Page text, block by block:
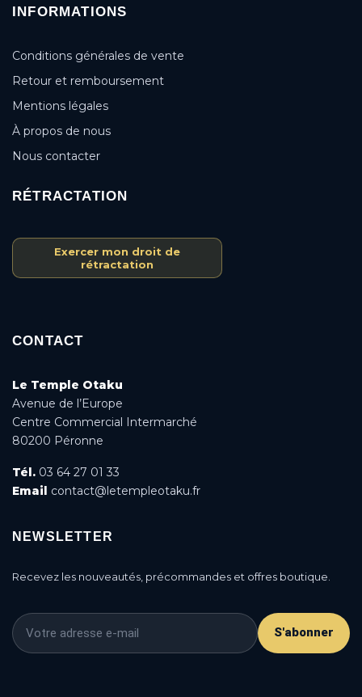
INFORMATIONS
Conditions générales de vente
Retour et remboursement
Mentions légales
À propos de nous
Nous contacter
RÉTRACTATION
Exercer mon droit de
rétractation
CONTACT
Le Temple Otaku
Avenue de l’Europe
Centre Commercial Intermarché
80200 Péronne
Tél. 03 64 27 01 33
Email contact@letempleotaku.fr
NEWSLETTER
Recevez les nouveautés, précommandes et offres boutique.
S'abonner